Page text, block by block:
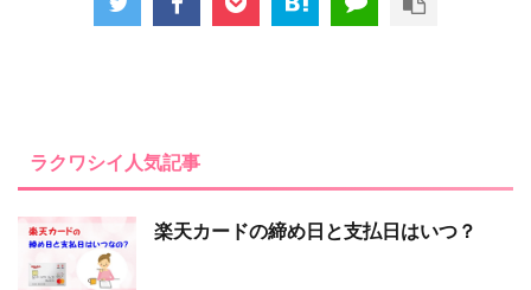
ラクワシイ人気記事
楽天カードの締め日と支払日はいつ？